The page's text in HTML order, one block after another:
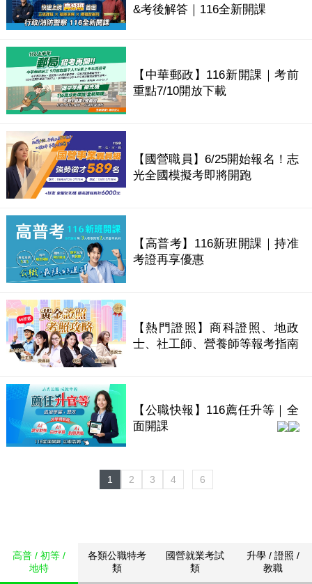
&考後解答｜116全新開課
【中華郵政】116新開課｜考前
重點7/10開放下載
【國營職員】6/25開始報名！志
光全國模擬考即將開跑
【高普考】116新班開課｜持准
考證再享優惠
【熱門證照】商科證照、地政
士、社工師、營養師等報考指南
【公職快報】116薦任升等｜全
面開課
1 2 3 4 6
高普 / 初等 /
地特
各類公職特考
類
國營就業考試
類
升學 / 證照 /
教職